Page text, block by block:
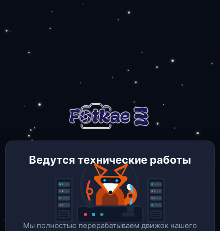
Ведутся технические работы
Мы полностью перерабатываем движок нашего